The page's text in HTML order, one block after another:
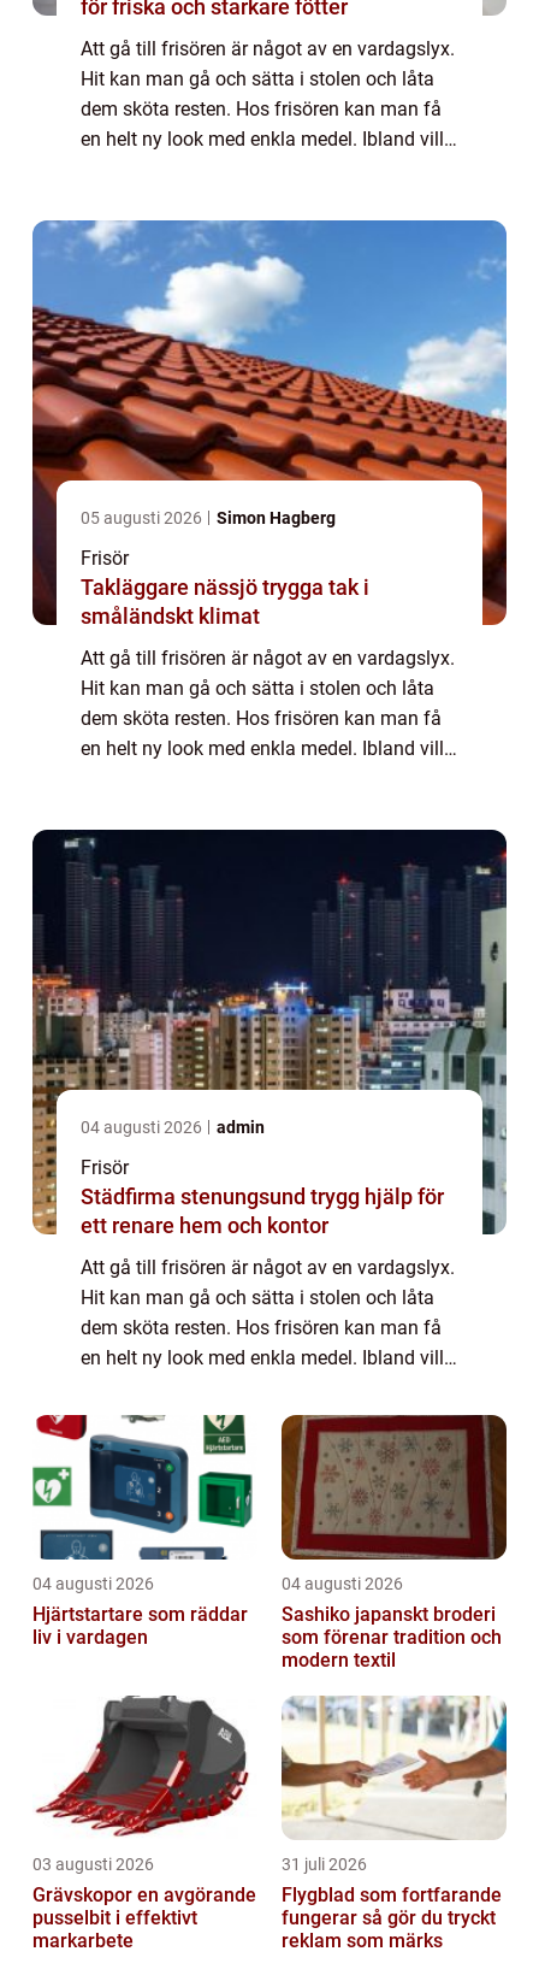
för friska och starkare fötter
Att gå till frisören är något av en vardagslyx.
Hit kan man gå och sätta i stolen och låta
dem sköta resten. Hos frisören kan man få
en helt ny look med enkla medel. Ibland vill
05 augusti 2026 Simon Hagberg
Frisör
Takläggare nässjö trygga tak i
småländskt klimat
Att gå till frisören är något av en vardagslyx.
Hit kan man gå och sätta i stolen och låta
dem sköta resten. Hos frisören kan man få
en helt ny look med enkla medel. Ibland vill
04 augusti 2026 admin
Frisör
Städfirma stenungsund trygg hjälp för
ett renare hem och kontor
Att gå till frisören är något av en vardagslyx.
Hit kan man gå och sätta i stolen och låta
dem sköta resten. Hos frisören kan man få
en helt ny look med enkla medel. Ibland vill
04 augusti 2026
Hjärtstartare som räddar
liv i vardagen
04 augusti 2026
Sashiko japanskt broderi
som förenar tradition och
modern textil
03 augusti 2026
Grävskopor en avgörande
pusselbit i effektivt
markarbete
31 juli 2026
Flygblad som fortfarande
fungerar så gör du tryckt
reklam som märks